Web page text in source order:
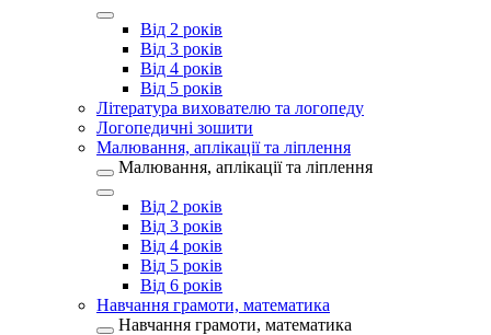
Від 2 років
Від 3 років
Від 4 років
Від 5 років
Література вихователю та логопеду
Логопедичні зошити
Малювання, аплікації та ліплення
Малювання, аплікації та ліплення
Від 2 років
Від 3 років
Від 4 років
Від 5 років
Від 6 років
Навчання грамоти, математика
Навчання грамоти, математика